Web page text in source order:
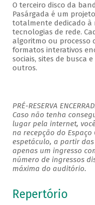
O terceiro disco da
Pasárgada é um
totalmente dedicado à
tecnologias de rede.
algoritmo ou processo
formatos interativos
sociais, sites de busca
outros.
PRÉ-RESERVA
Caso não tenha
lugar pela internet,
na recepção do Espaço
espetáculo, a partir das
apenas um ingresso
número de ingressos
máxima do auditório.
Repertório